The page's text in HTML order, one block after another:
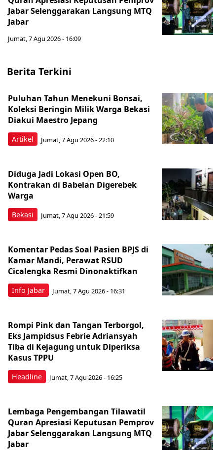
Jabar Selenggarakan Langsung MTQ
Jabar
Jumat, 7 Agu 2026 - 16:09
Berita Terkini
Artikel
Puluhan Tahun Menekuni Bonsai,
Koleksi Beringin Milik Warga Bekasi
Diakui Maestro Jepang
Jumat, 7 Agu 2026 - 22:10
Bekasi
Diduga Jadi Lokasi Open BO,
Kontrakan di Babelan Digerebek
Warga
Jumat, 7 Agu 2026 - 21:59
Info Jabar
Komentar Pedas Soal Pasien BPJS di
Kamar Mandi, Perawat RSUD
Cicalengka Resmi Dinonaktifkan
Jumat, 7 Agu 2026 - 16:31
Headline
Rompi Pink dan Tangan Terborgol,
Eks Jampidsus Febrie Adriansyah
Tiba di Kejagung untuk Diperiksa
Kasus TPPU
Jumat, 7 Agu 2026 - 16:25
Lembaga Pengembangan Tilawatil
Quran Apresiasi Keputusan Pemprov
Jabar Selenggarakan Langsung MTQ
Jabar